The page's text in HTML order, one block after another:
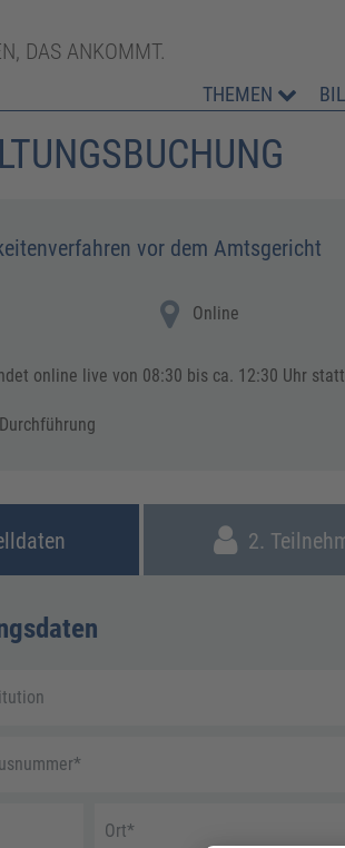
DAS ANKOMMT.
THEMEN
vor dem Amtsgericht
Online
online live von 08:30 bis ca. 12:30 Uhr
2.
*
Ort*